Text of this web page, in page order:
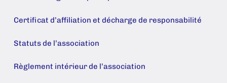
Certificat d’affiliation et décharge de responsabilité
Statuts de l’association
Règlement intérieur de l’association